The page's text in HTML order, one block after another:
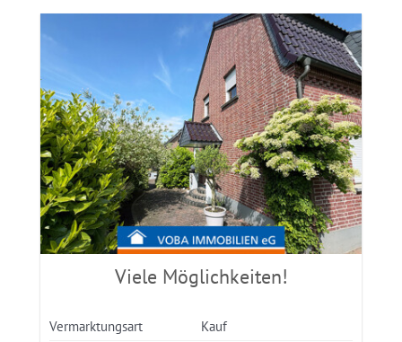
Viele Möglichkeiten!
Vermarktungsart
Kauf